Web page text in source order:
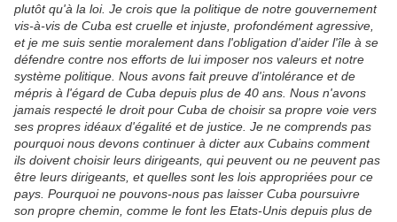
plutôt qu'à la loi. Je crois que la politique de notre gouvernement
vis-à-vis de Cuba est cruelle et injuste, profondément agressive,
et je me suis sentie moralement dans l'obligation d'aider l'île à se
défendre contre nos efforts de lui imposer nos valeurs et notre
système politique. Nous avons fait preuve d'intolérance et de
mépris à l'égard de Cuba depuis plus de 40 ans. Nous n'avons
jamais respecté le droit pour Cuba de choisir sa propre voie vers
ses propres idéaux d'égalité et de justice. Je ne comprends pas
pourquoi nous devons continuer à dicter aux Cubains comment
ils doivent choisir leurs dirigeants, qui peuvent ou ne peuvent pas
être leurs dirigeants, et quelles sont les lois appropriées pour ce
pays. Pourquoi ne pouvons-nous pas laisser Cuba poursuivre
son propre chemin, comme le font les Etats-Unis depuis plus de